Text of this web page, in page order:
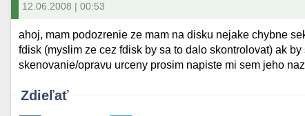
12.06.2008 | 00:53
ahoj, mam podozrenie ze mam na disku nejake chybne
fdisk (myslim ze cez fdisk by sa to dalo skontrolovat) ak
skenovanie/opravu urceny prosim napiste mi sem jeho
Zdieľať